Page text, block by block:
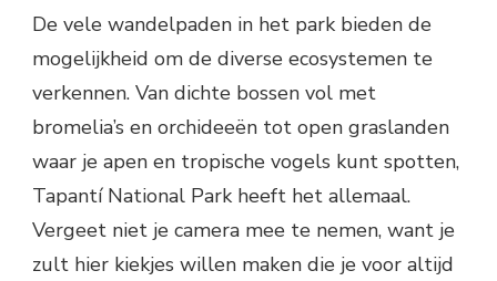
De vele wandelpaden in het park bieden de
mogelijkheid om de diverse ecosystemen te
verkennen. Van dichte bossen vol met
bromelia’s en orchideeën tot open graslanden
waar je apen en tropische vogels kunt spotten,
Tapantí National Park heeft het allemaal.
Vergeet niet je camera mee te nemen, want je
zult hier kiekjes willen maken die je voor altijd